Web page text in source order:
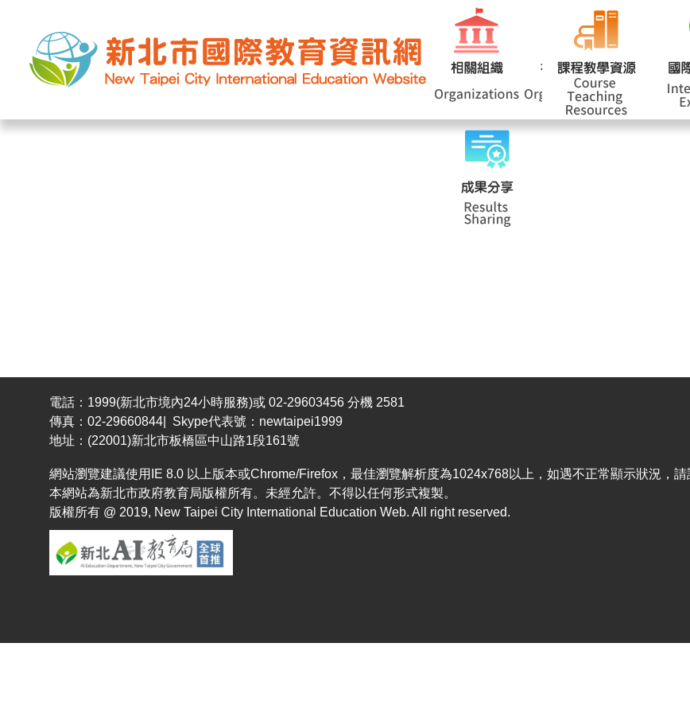
|
電話：1999(新北市境內24小時服務)或 02-29603456 分機 2581
傳真：02-29660844| Skype代表號：newtaipei1999
地址：(22001)新北市板橋區中山路1段161號
網站瀏覽建議使用IE 8.0 以上版本或Chrome/Firefox，最佳瀏覽解析度為1024x768以上，如遇不正常顯示狀況，
本網站為新北市政府教育局版權所有。未經允許。不得以任何形式複製。
版權所有 @ 2019, New Taipei City International Education Web. All right reserved.